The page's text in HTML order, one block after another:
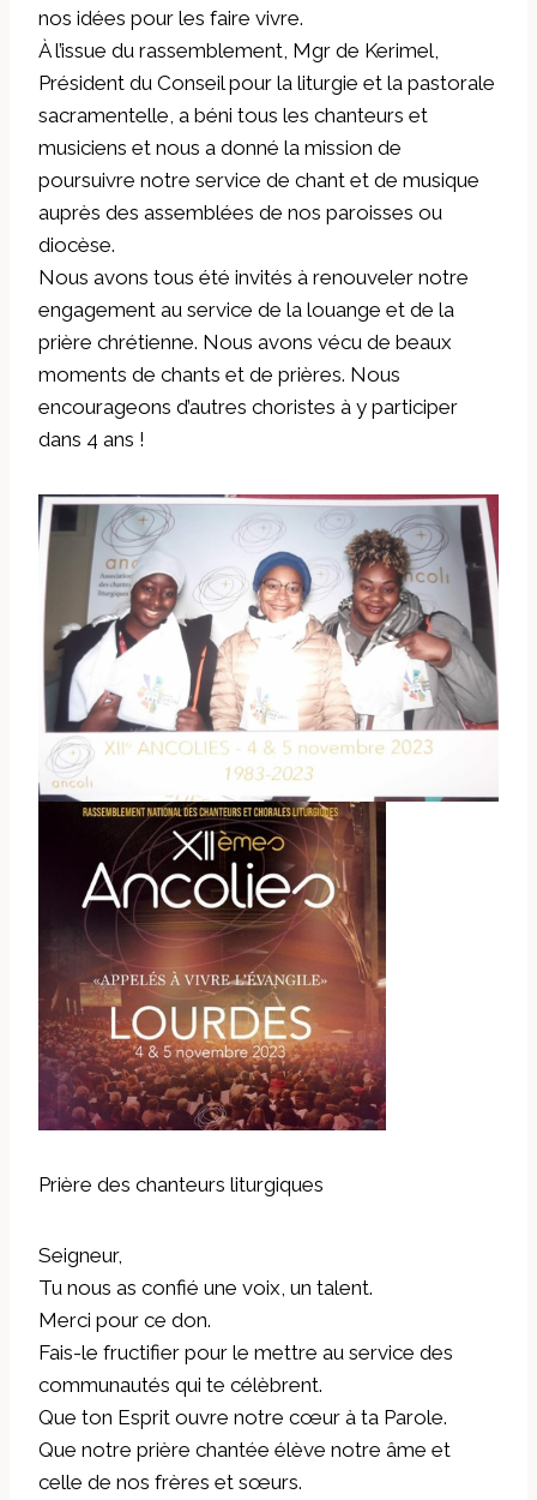
nos idées pour les faire vivre.
À l’issue du rassemblement, Mgr de Kerimel,
Président du Conseil pour la liturgie et la pastorale
sacramentelle, a béni tous les chanteurs et
musiciens et nous a donné la mission de
poursuivre notre service de chant et de musique
auprès des assemblées de nos paroisses ou
diocèse.
Nous avons tous été invités à renouveler notre
engagement au service de la louange et de la
prière chrétienne. Nous avons vécu de beaux
moments de chants et de prières. Nous
encourageons d’autres choristes à y participer
dans 4 ans !
Prière des chanteurs liturgiques
Seigneur,
Tu nous as confié une voix, un talent.
Merci pour ce don.
Fais-le fructifier pour le mettre au service des
communautés qui te célèbrent.
Que ton Esprit ouvre notre cœur à ta Parole.
Que notre prière chantée élève notre âme et
celle de nos frères et sœurs.